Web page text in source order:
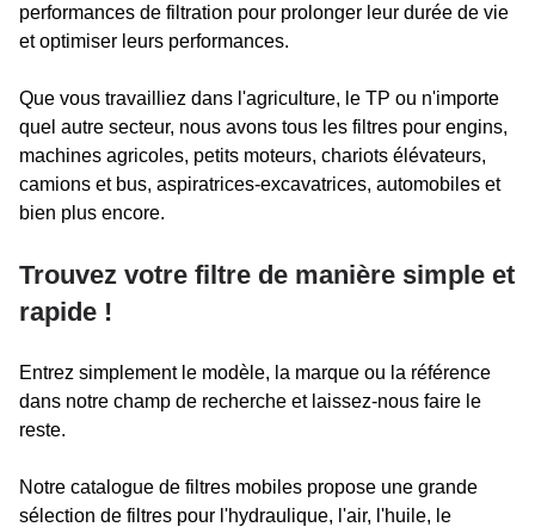
performances de filtration pour prolonger leur durée de vie
et optimiser leurs performances.
Que vous travailliez dans l'agriculture, le TP ou n'importe
quel autre secteur, nous avons tous les filtres pour engins,
machines agricoles, petits moteurs, chariots élévateurs,
camions et bus, aspiratrices-excavatrices, automobiles et
bien plus encore.
Trouvez votre filtre de manière simple et
rapide !
Entrez simplement le modèle, la marque ou la référence
dans notre champ de recherche et laissez-nous faire le
reste.
Notre catalogue de filtres mobiles propose une grande
sélection de filtres pour l'hydraulique, l'air, l'huile, le